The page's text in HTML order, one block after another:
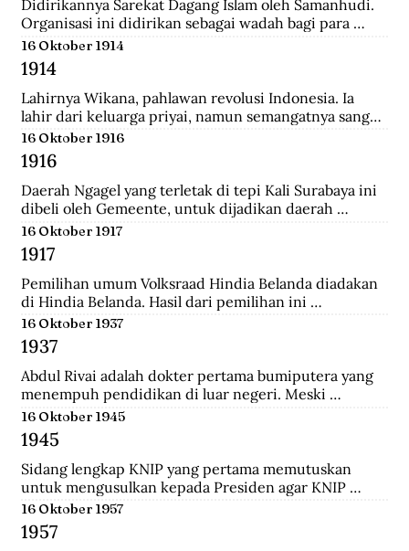
Didirikannya Sarekat Dagang Islam oleh Samanhudi.
Organisasi ini didirikan sebagai wadah bagi para
pengusaha batik di Surakarta. Organisasi ini
merupakan organisasi pertama yang lahir dari
Indonesia untuk menentang politik kekuasaan
Belanda.
16 Oktober 1914
1914
Lahirnya Wikana, pahlawan revolusi Indonesia. Ia
lahir dari keluarga priyai, namun semangatnya sangat
tinggi dalam memperjuangkan kemerdekaan dari
tangan penjajah.
16 Oktober 1916
1916
Daerah Ngagel yang terletak di tepi Kali Surabaya ini
dibeli oleh Gemeente, untuk dijadikan daerah
industri baru di Surabaya.
16 Oktober 1917
1917
Pemilihan umum Volksraad Hindia Belanda diadakan
di Hindia Belanda. Hasil dari pemilihan ini
memberikan kemenangan kepada Perkumpulan
Pembebasan Hindia Belanda yang mengalahkan Partai
Etika Kristen Protestan dan Partai Katolik Hindia.
16 Oktober 1937
1937
Abdul Rivai adalah dokter pertama bumiputera yang
menempuh pendidikan di luar negeri. Meski
menempuh pendidikan dokter, ia rajin menulis dan
mengantarkannya menjadi jurnalis. Ia pernah
mendirikan Pewarta Wolanda, sebuah surat kabar
bebahasa melayu yang ia terbitkan di Belanda.
16 Oktober 1945
1945
Sidang lengkap KNIP yang pertama memutuskan
untuk mengusulkan kepada Presiden agar KNIP
diberi hak legislatif selama MPR dan DPR belum
terbentuk.
16 Oktober 1957
1957